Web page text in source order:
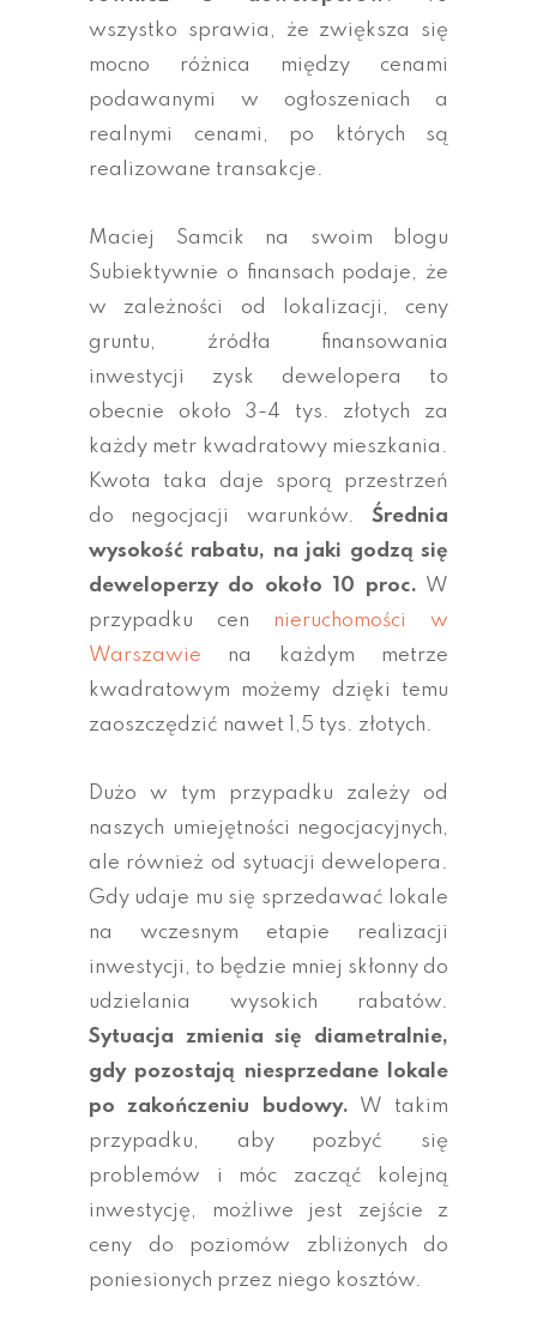
wszystko sprawia, że zwiększa się
mocno różnica między cenami
podawanymi w ogłoszeniach a
realnymi cenami, po których są
realizowane transakcje.
Maciej Samcik na swoim blogu
Subiektywnie o finansach podaje, że
w zależności od lokalizacji, ceny
gruntu, źródła finansowania
inwestycji zysk dewelopera to
obecnie około 3-4 tys. złotych za
każdy metr kwadratowy mieszkania.
Kwota taka daje sporą przestrzeń
do negocjacji warunków. Średnia
wysokość rabatu, na jaki godzą się
deweloperzy do około 10 proc. W
przypadku cen nieruchomości w
Warszawie na każdym metrze
kwadratowym możemy dzięki temu
zaoszczędzić nawet 1,5 tys. złotych.
Dużo w tym przypadku zależy od
naszych umiejętności negocjacyjnych,
ale również od sytuacji dewelopera.
Gdy udaje mu się sprzedawać lokale
na wczesnym etapie realizacji
inwestycji, to będzie mniej skłonny do
udzielania wysokich rabatów.
Sytuacja zmienia się diametralnie,
gdy pozostają niesprzedane lokale
po zakończeniu budowy. W takim
przypadku, aby pozbyć się
problemów i móc zacząć kolejną
inwestycję, możliwe jest zejście z
ceny do poziomów zbliżonych do
poniesionych przez niego kosztów.